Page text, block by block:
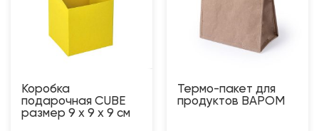
Коробка
подарочная CUBE
размер 9 x 9 x 9 см
Термо-пакет для
продуктов BAPOM